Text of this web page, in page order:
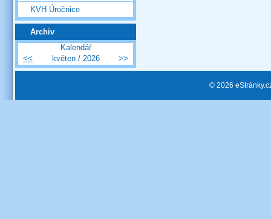
KVH Úročnice
Archiv
Kalendář
<<
květen / 2026 >>
© 2026